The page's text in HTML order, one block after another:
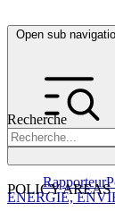
Open sub
Recherche
POLICY AREAS
Rapporteur
ENERGIE,